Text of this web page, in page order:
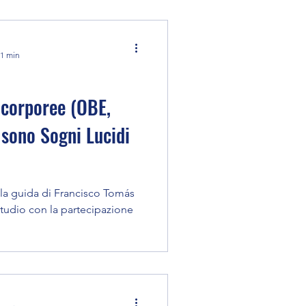
(OBE,
Sogni Lucidi
guida di Francisco Tomás
con la partecipazione
min